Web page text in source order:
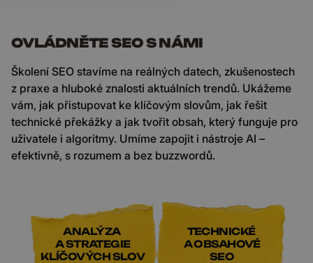
OVLÁDNĚTE SEO S NÁMI
Školení SEO stavíme na reálných datech, zkušenostech
z praxe a hluboké znalosti aktuálních trendů. Ukážeme
vám, jak přistupovat ke klíčovým slovům, jak řešit
technické překážky a jak tvořit obsah, který funguje pro
uživatele i algoritmy. Umíme zapojit i nástroje AI –
efektivně, s rozumem a bez buzzwordů.
ANALÝZA
A STRATEGIE
KLÍČOVÝCH SLOV
TECHNICKÉ
A OBSAHOVÉ
SEO